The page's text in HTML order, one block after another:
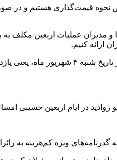
وزیر در خصوص نحوه قیمت‌گذاری هستیم
مدیران عملیات اربعین مکلف به
ارائه کنیم.
وی با اشاره به برگزاری مراسم اربعین در روز پانزدهم شهریور ماه گفت: در این ایام
در ایام اربعین حسینی